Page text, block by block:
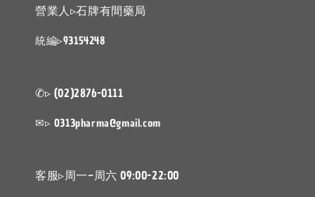
營業人▹石牌有間藥局
統編▹93154248
✆▹ (02)2876-0111
✉▹ 0313pharma@gmail.com
客服▹周一~周六 09:00-22:00